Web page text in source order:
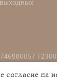
согласие на